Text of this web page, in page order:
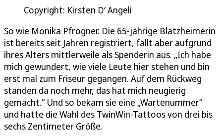
Copyright: Kirsten D‘ Angeli
So wie Monika Pfrogner. Die 65-jährige Blatzheimerin
ist bereits seit Jahren registriert, fällt aber aufgrund
ihres Alters mittlerweile als Spenderin aus. „Ich habe
mich gewundert, wie viele Leute hier stehen und bin
erst mal zum Friseur gegangen. Auf dem Rückweg
standen da noch mehr, das hat mich neugierig
gemacht.“ Und so bekam sie eine „Wartenummer“
und hatte die Wahl des TwinWin-Tattoos von drei bis
sechs Zentimeter Größe.